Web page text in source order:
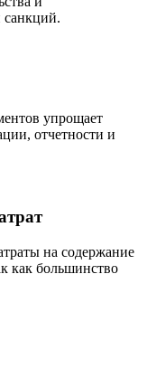
упрощает
отчетности и
на содержание
как большинство